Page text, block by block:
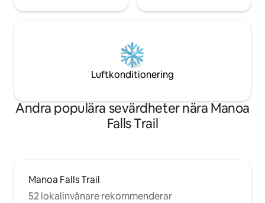
Luftkonditionering
Andra populära sevärdheter nära Manoa
Falls Trail
Manoa Falls Trail
52 lokalinvånare rekommenderar